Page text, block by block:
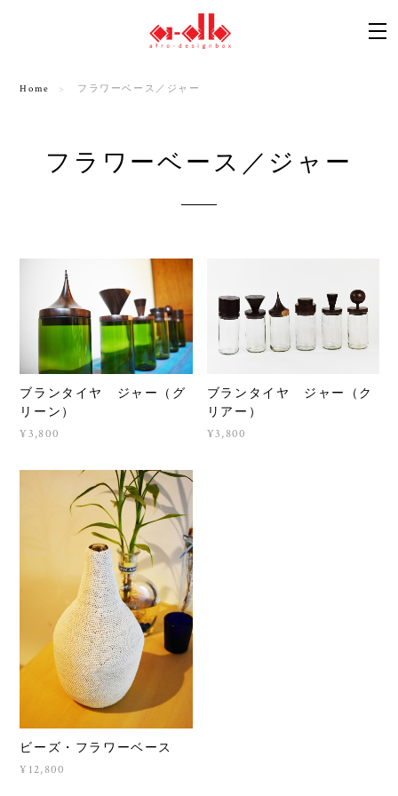
Home フラワーベース／ジャー
フラワーベース／ジャー
ブランタイヤ ジャー（グ
リーン）
¥3,800
ブランタイヤ ジャー（ク
リアー）
¥3,800
ビーズ・フラワーベース
¥12,800